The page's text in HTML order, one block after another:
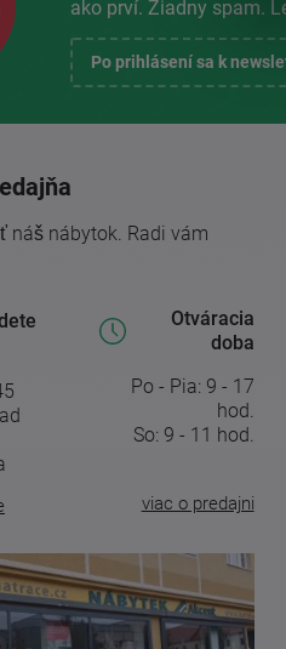
ako prví. Žiadny spam.
Po prihlásení sa k
náš nábytok. Radi vám
Otváracia
doba
Po - Pia: 9 - 17
hod.
So: 9 - 11 hod.
viac o predajni